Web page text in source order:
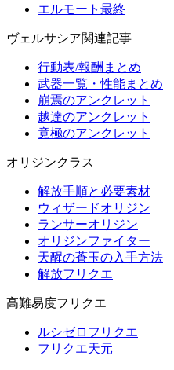
エルモート最終
ヴェルサシア関連記事
行動表/報酬まとめ
武器一覧・性能まとめ
崩焉のアンクレット
越達のアンクレット
竟極のアンクレット
オリジンクラス
解放手順と必要素材
ウィザードオリジン
ランサーオリジン
オリジンファイター
天醒の蒼玉の入手方法
解放フリクエ
高難易度フリクエ
ルシゼロフリクエ
フリクエ天元